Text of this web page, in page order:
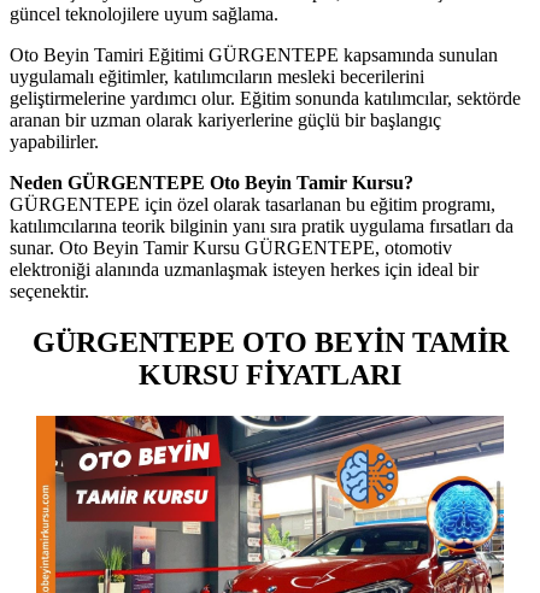
güncel teknolojilere uyum sağlama.
Oto Beyin Tamiri Eğitimi GÜRGENTEPE kapsamında sunulan
uygulamalı eğitimler, katılımcıların mesleki becerilerini
geliştirmelerine yardımcı olur. Eğitim sonunda katılımcılar, sektörde
aranan bir uzman olarak kariyerlerine güçlü bir başlangıç
yapabilirler.
Neden GÜRGENTEPE Oto Beyin Tamir Kursu?
GÜRGENTEPE için özel olarak tasarlanan bu eğitim programı,
katılımcılarına teorik bilginin yanı sıra pratik uygulama fırsatları da
sunar. Oto Beyin Tamir Kursu GÜRGENTEPE, otomotiv
elektroniği alanında uzmanlaşmak isteyen herkes için ideal bir
seçenektir.
GÜRGENTEPE OTO BEYİN TAMİR
KURSU FİYATLARI